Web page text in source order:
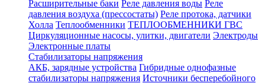
Расширительные баки Реле давления воды Реле
давления воздуха (прессостаты) Реле протока, датчики
Холла Теплообменники ТЕПЛООБМЕННИКИ ГВС
Циркуляционные насосы, улитки, двигатели Электроды
Электронные платы
Стабилизаторы напряжения
АКБ, зарядные устройства Гибридные однофазные
стабилизаторы напряжения Источники бесперебойного